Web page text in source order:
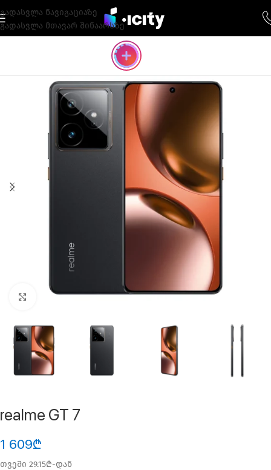
გადასვლა ნავიგაციაზე
გადასვლა მთავარ შინაარსზე
ფოტოს გადიდება
realme GT 7
1 609₾
თვეში 29.15₾-დან